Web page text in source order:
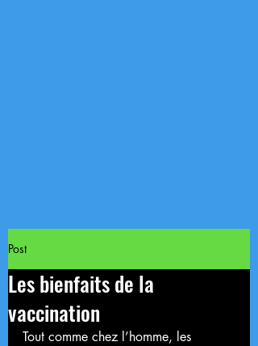
Post
Les bienfaits de la
vaccination
Tout comme chez l’homme, les